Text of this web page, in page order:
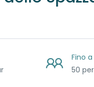
Fino a
50